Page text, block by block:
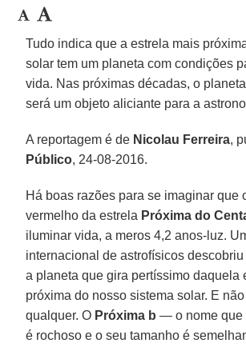
Tudo indica que a estrela mais
solar tem um planeta com condições
vida. Nas próximas décadas, o planeta
será um objeto aliciante para a
A reportagem é de Nicolau Ferreira,
Público, 24-08-2016.
Há boas razões para se imaginar que
vermelho da estrela Próxima do
iluminar vida, a meros 4,2 anos-luz.
internacional de astrofísicos
a planeta que gira pertíssimo daquela
próxima do nosso sistema solar. E
qualquer. O Próxima b — o nome
é rochoso e o seu tamanho é